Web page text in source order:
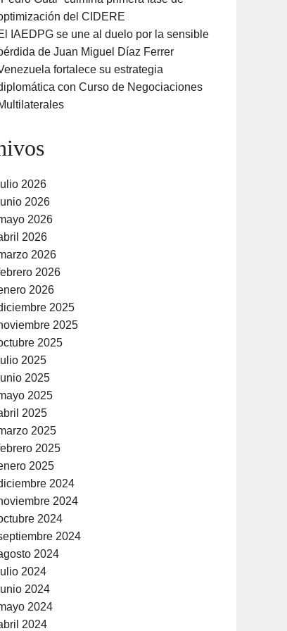
del CIDERE
IAEDPG se une al duelo por la sensible
de Juan Miguel Díaz Ferrer
fortalece su estrategia
con Curso de Negociaciones
2026
2026
2026
2026
2026
2026
2026
2025
2025
2025
2025
2025
2025
2025
2025
2025
2025
2024
2024
2024
2024
2024
2024
2024
2024
2024